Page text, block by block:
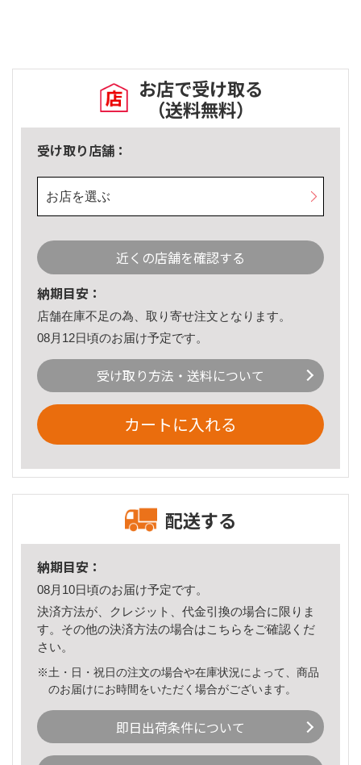
お店で受け取る
（送料無料）
受け取り店舗：
お店を選ぶ
近くの店舗を確認する
納期目安：
店舗在庫不足の為、取り寄せ注文となります。
08月12日頃のお届け予定です。
受け取り方法・送料について
カートに入れる
配送する
納期目安：
08月10日頃のお届け予定です。
決済方法が、クレジット、代金引換の場合に限りま
す。その他の決済方法の場合はこちら をご確認くだ
さい。
※土・日・祝日の注文の場合や在庫状況によって、商品
のお届けにお時間をいただく場合がございます。
即日出荷条件について